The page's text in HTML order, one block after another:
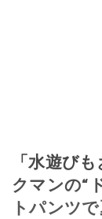
「水遊び
クマンの“
トパンツ